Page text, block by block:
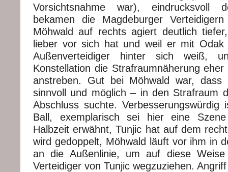
Vorsichtsnahme war), eindrucksvoll
bekamen die Magdeburger
Möhwald auf rechts agiert deutlich
lieber vor sich hat und weil er mit Odak
Außenverteidiger hinter sich weiß,
Konstellation die Strafraumnäherung
anstreben. Gut bei Möhwald war,
sinnvoll und möglich – in den Strafraum
Abschluss suchte. Verbesserungswürdig
Ball, exemplarisch sei hier eine
Halbzeit erwähnt, Tunjic hat auf dem
wird gedoppelt, Möhwald läuft vor ihm in
an die Außenlinie, um auf diese
Verteidiger von Tunjic wegzuziehen.